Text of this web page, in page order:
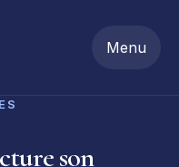
Menu
son